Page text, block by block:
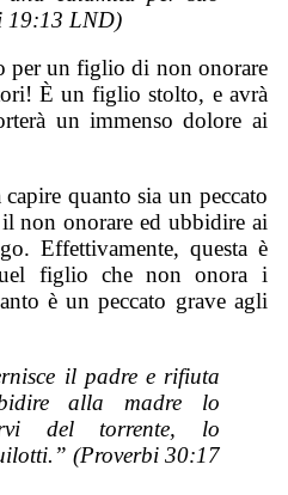
19:13 LND)
per un figlio di non onorare
È un figlio stolto, e avrà
un immenso dolore ai
quanto sia un peccato
non onorare ed ubbidire ai
Effettivamente, questa è
figlio che non onora i
è un peccato grave agli
il padre e rifiuta
alla madre lo
del torrente, lo
(Proverbi 30:17